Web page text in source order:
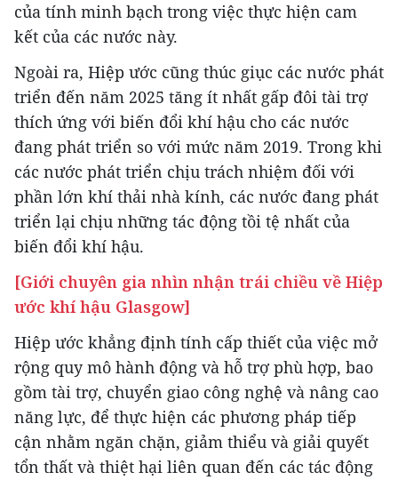
của tính minh bạch trong việc thực hiện cam
kết của các nước này.
Ngoài ra, Hiệp ước cũng thúc giục các nước phát
triển đến năm 2025 tăng ít nhất gấp đôi tài trợ
thích ứng với biến đổi khí hậu cho các nước
đang phát triển so với mức năm 2019. Trong khi
các nước phát triển chịu trách nhiệm đối với
phần lớn khí thải nhà kính, các nước đang phát
triển lại chịu những tác động tồi tệ nhất của
biến đổi khí hậu.
[Giới chuyên gia nhìn nhận trái chiều về Hiệp
ước khí hậu Glasgow]
Hiệp ước khẳng định tính cấp thiết của việc mở
rộng quy mô hành động và hỗ trợ phù hợp, bao
gồm tài trợ, chuyển giao công nghệ và nâng cao
năng lực, để thực hiện các phương pháp tiếp
cận nhằm ngăn chặn, giảm thiểu và giải quyết
tổn thất và thiệt hại liên quan đến các tác động